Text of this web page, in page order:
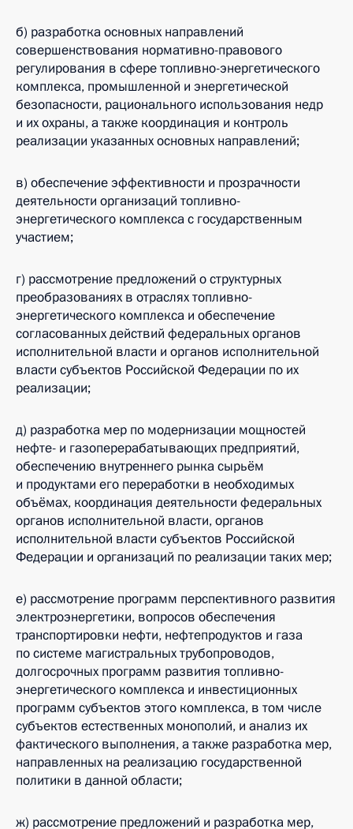
б) разработка основных направлений
совершенствования нормативно-правового
регулирования в сфере топливно-энергетического
комплекса, промышленной и энергетической
безопасности, рационального использования недр
и их охраны, а также координация и контроль
реализации указанных основных направлений;
в) обеспечение эффективности и прозрачности
деятельности организаций топливно-
энергетического комплекса с государственным
участием;
г) рассмотрение предложений о структурных
преобразованиях в отраслях топливно-
энергетического комплекса и обеспечение
согласованных действий федеральных органов
исполнительной власти и органов исполнительной
власти субъектов Российской Федерации по их
реализации;
д) разработка мер по модернизации мощностей
нефте- и газоперерабатывающих предприятий,
обеспечению внутреннего рынка сырьём
и продуктами его переработки в необходимых
объёмах, координация деятельности федеральных
органов исполнительной власти, органов
исполнительной власти субъектов Российской
Федерации и организаций по реализации таких мер;
е) рассмотрение программ перспективного развития
электроэнергетики, вопросов обеспечения
транспортировки нефти, нефтепродуктов и газа
по системе магистральных трубопроводов,
долгосрочных программ развития топливно-
энергетического комплекса и инвестиционных
программ субъектов этого комплекса, в том числе
субъектов естественных монополий, и анализ их
фактического выполнения, а также разработка мер,
направленных на реализацию государственной
политики в данной области;
ж) рассмотрение предложений и разработка мер,